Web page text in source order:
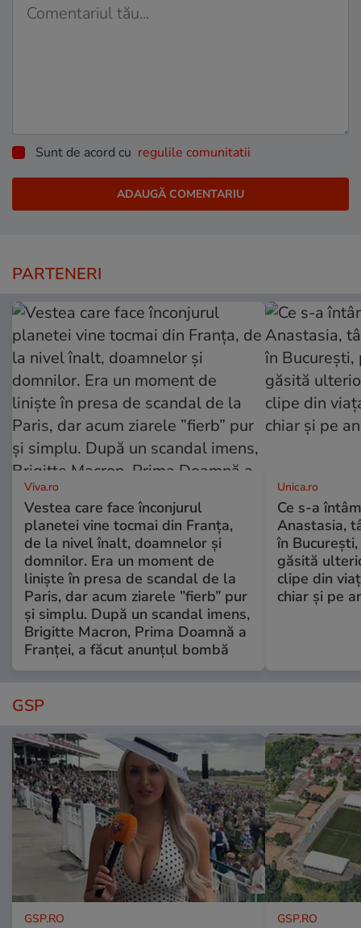
Sunt de acord cu regulile comunitatii
PARTENERI
Viva.ro
Vestea care face înconjurul
planetei vine tocmai din Franța,
de la nivel înalt, doamnelor și
domnilor. Era un moment de
liniște în presa de scandal de la
Paris, dar acum ziarele ”fierb” pur
și simplu. După un scandal imens,
Brigitte Macron, Prima Doamnă a
Franței, a făcut anunțul bombă
Unica.ro
Ce s-a
Anastasia,
în
găsită
clipe din
chiar și pe
GSP
GSP.RO GSP.RO